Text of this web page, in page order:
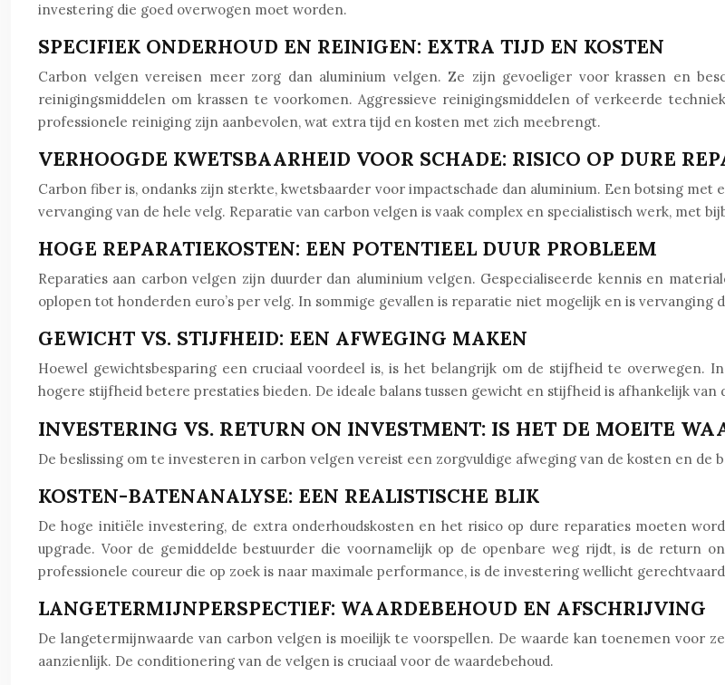
investering die goed overwogen moet worden.
SPECIFIEK ONDERHOUD EN REINIGEN: EXTRA TIJD EN KOSTEN
Carbon velgen vereisen meer zorg dan aluminium velgen. Ze zijn gevoeliger voor krassen en
reinigingsmiddelen om krassen te voorkomen. Aggressieve reinigingsmiddelen of verkeerde
professionele reiniging zijn aanbevolen, wat extra tijd en kosten met zich meebrengt.
VERHOOGDE KWETSBAARHEID VOOR SCHADE: RISICO OP DURE
Carbon fiber is, ondanks zijn sterkte, kwetsbaarder voor impactschade dan aluminium. Een botsing
vervanging van de hele velg. Reparatie van carbon velgen is vaak complex en specialistisch werk, met
HOGE REPARATIEKOSTEN: EEN POTENTIEEL DUUR PROBLEEM
Reparaties aan carbon velgen zijn duurder dan aluminium velgen. Gespecialiseerde kennis en
oplopen tot honderden euro’s per velg. In sommige gevallen is reparatie niet mogelijk en is vervanging
GEWICHT VS. STIJFHEID: EEN AFWEGING MAKEN
Hoewel gewichtsbesparing een cruciaal voordeel is, is het belangrijk om de stijfheid te overwegen.
hogere stijfheid betere prestaties bieden. De ideale balans tussen gewicht en stijfheid is afhankelijk
INVESTERING VS. RETURN ON INVESTMENT: IS HET DE MOEITE
De beslissing om te investeren in carbon velgen vereist een zorgvuldige afweging van de kosten en de
KOSTEN-BATENANALYSE: EEN REALISTISCHE BLIK
De hoge initiële investering, de extra onderhoudskosten en het risico op dure reparaties moeten
upgrade. Voor de gemiddelde bestuurder die voornamelijk op de openbare weg rijdt, is de return
professionele coureur die op zoek is naar maximale performance, is de investering wellicht
LANGETERMIJNPERSPECTIEF: WAARDEBEHOUD EN AFSCHRIJVING
De langetermijnwaarde van carbon velgen is moeilijk te voorspellen. De waarde kan toenemen voor
aanzienlijk. De conditionering van de velgen is cruciaal voor de waardebehoud.